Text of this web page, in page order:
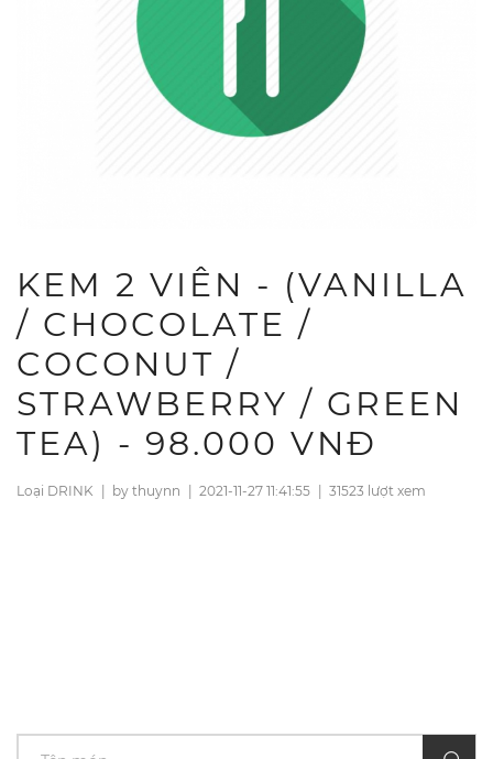
KEM 2 VIÊN - (VANILLA
/ CHOCOLATE /
COCONUT /
STRAWBERRY / GREEN
TEA) - 98.000 VNĐ
Loại DRINK | by thuynn | 2021-11-27 11:41:55 | 31523 lượt xem